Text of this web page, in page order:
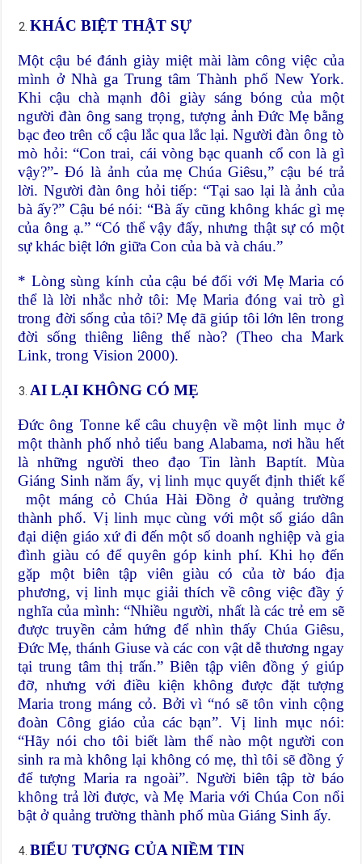
KHÁC BIỆT THẬT SỰ
Một cậu bé đánh giày miệt mài làm công việc của
mình ở Nhà ga Trung tâm Thành phố New York.
Khi cậu chà mạnh đôi giày sáng bóng của một
người đàn ông sang trọng, tượng ảnh Đức Mẹ bằng
bạc đeo trên cổ cậu lắc qua lắc lại. Người đàn ông tò
mò hỏi: “Con trai, cái vòng bạc quanh cổ con là gì
vậy?”- Đó là ảnh của mẹ Chúa Giêsu,” cậu bé trả
lời. Người đàn ông hỏi tiếp: “Tại sao lại là ảnh của
bà ấy?” Cậu bé nói: “Bà ấy cũng không khác gì mẹ
của ông ạ.” “Có thể vậy đấy, nhưng thật sự có một
sự khác biệt lớn giữa Con của bà và cháu.”
* Lòng sùng kính của cậu bé đối với Mẹ Maria có
thể là lời nhắc nhở tôi: Mẹ Maria đóng vai trò gì
trong đời sống của tôi? Mẹ đã giúp tôi lớn lên trong
đời sống thiêng liêng thế nào? (Theo cha Mark
Link, trong Vision 2000).
AI LẠI KHÔNG CÓ MẸ
Đức ông Tonne kể câu chuyện về một linh mục ở
một thành phố nhỏ tiểu bang Alabama, nơi hầu hết
là những người theo đạo Tin lành Baptít. Mùa
Giáng Sinh năm ấy, vị linh mục quyết định thiết kế
một máng cỏ Chúa Hài Đồng ở quảng trường
thành phố. Vị linh mục cùng với một số giáo dân
đại diện giáo xứ đi đến một số doanh nghiệp và gia
đình giàu có để quyên góp kinh phí. Khi họ đến
gặp một biên tập viên giàu có của tờ báo địa
phương, vị linh mục giải thích về công việc đầy ý
nghĩa của mình: “Nhiều người, nhất là các trẻ em sẽ
được truyền cảm hứng để nhìn thấy Chúa Giêsu,
Đức Mẹ, thánh Giuse và các con vật dễ thương ngay
tại trung tâm thị trấn.” Biên tập viên đồng ý giúp
đỡ, nhưng với điều kiện không được đặt tượng
Maria trong máng cỏ. Bởi vì “nó sẽ tôn vinh cộng
đoàn Công giáo của các bạn”. Vị linh mục nói:
“Hãy nói cho tôi biết làm thế nào một người con
sinh ra mà không lại không có mẹ, thì tôi sẽ đồng ý
để tượng Maria ra ngoài”. Người biên tập tờ báo
không trả lời được, và Mẹ Maria với Chúa Con nổi
bật ở quảng trường thành phố mùa Giáng Sinh ấy.
BIỂU TƯỢNG CỦA NIỀM TIN